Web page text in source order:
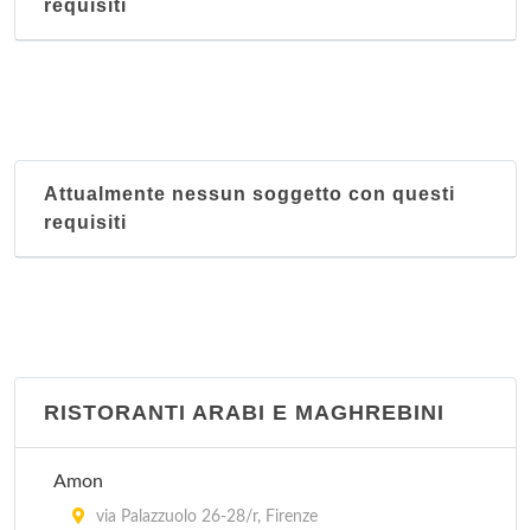
requisiti
Attualmente nessun soggetto con questi
requisiti
RISTORANTI ARABI E MAGHREBINI
Amon
via Palazzuolo 26-28/r, Firenze